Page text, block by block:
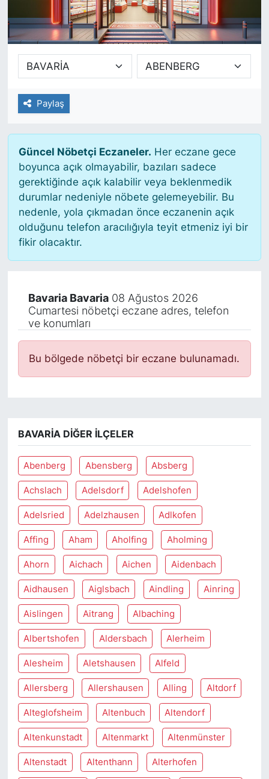
Paylaş
Güncel Nöbetçi Eczaneler. Her eczane gece
boyunca açık olmayabilir, bazıları sadece
gerektiğinde açık kalabilir veya beklenmedik
durumlar nedeniyle nöbete gelemeyebilir. Bu
nedenle, yola çıkmadan önce eczanenin açık
olduğunu telefon aracılığıyla teyit etmeniz iyi bir
fikir olacaktır.
Bavaria Bavaria08 Ağustos 2026
Cumartesi nöbetçi eczane adres, telefon
ve konumları
Bu bölgede nöbetçi bir eczane bulunamadı.
BAVARIA DIĞER İLÇELER
Abenberg Abensberg Absberg
Achslach Adelsdorf Adelshofen
Adelsried Adelzhausen Adlkofen
Affing Aham Aholfing Aholming
Ahorn Aichach Aichen Aidenbach
Aidhausen Aiglsbach Aindling Ainring
Aislingen Aitrang Albaching
Albertshofen Aldersbach Alerheim
Alesheim Aletshausen Alfeld
Allersberg Allershausen Alling Altdorf
Alteglofsheim Altenbuch Altendorf
Altenkunstadt Altenmarkt Altenmünster
Altenstadt Altenthann Alterhofen
SİYASET
SAĞLIK